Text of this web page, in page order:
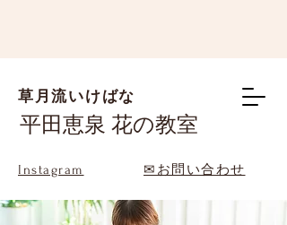
草月流いけばな
平田恵泉 花の教室
Instagram ✉お問い合わせ